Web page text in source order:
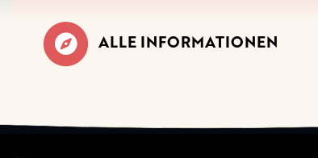
ALLE INFORMATIONEN